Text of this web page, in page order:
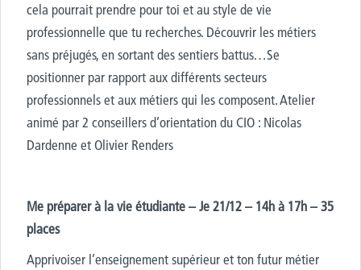
cela pourrait prendre pour toi et au style de vie
professionnelle que tu recherches. Découvrir les métiers
sans préjugés, en sortant des sentiers battus…Se
positionner par rapport aux différents secteurs
professionnels et aux métiers qui les composent. Atelier
animé par 2 conseillers d’orientation du CIO : Nicolas
Dardenne et Olivier Renders
Me préparer à la vie étudiante – Je 21/12 – 14h à 17h – 35
places
Apprivoiser l’enseignement supérieur et ton futur métier